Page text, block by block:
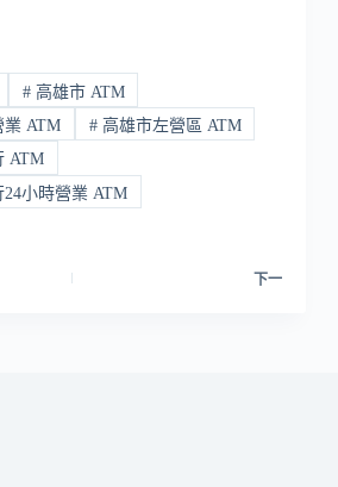
#高雄市 ATM
ATM #高雄市左營區 ATM
ATM
小時營業 ATM
下一